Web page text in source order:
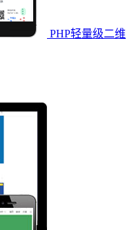
PHP轻量级二维